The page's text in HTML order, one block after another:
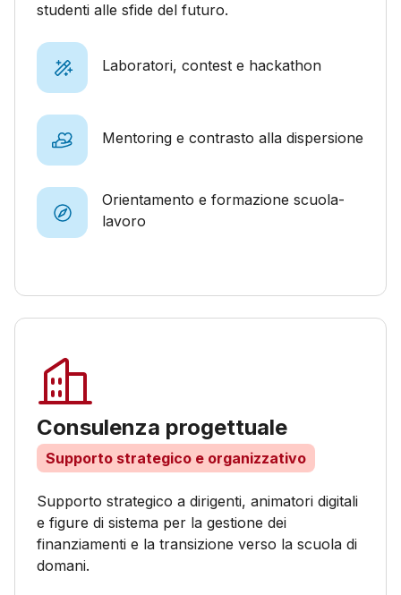
studenti alle sfide del futuro.
Laboratori, contest e hackathon
Mentoring e contrasto alla dispersione
Orientamento e formazione scuola-
lavoro
Consulenza progettuale
Supporto strategico e organizzativo
Supporto strategico a dirigenti, animatori digitali
e figure di sistema per la gestione dei
finanziamenti e la transizione verso la scuola di
domani.